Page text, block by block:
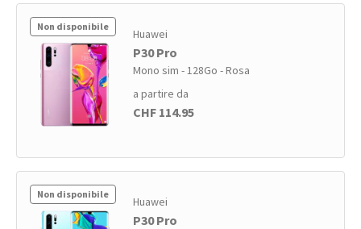
Non disponibile Huawei
P30 Pro
Mono sim - 128Go - Rosa
a partire da
CHF 114.95
Non disponibile Huawei
P30 Pro